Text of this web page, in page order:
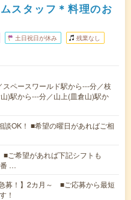
スタッフ＊料理のお
土日祝日が休み 残業なし
スペースワールド駅から---分／枝
)駅から---分／山上(皿倉山)駅か
談OK！ ■希望の曜日があればご相
ご希望があれば下記シフトも
番 …
募！】2カ月～ ■ご応募から最短
！